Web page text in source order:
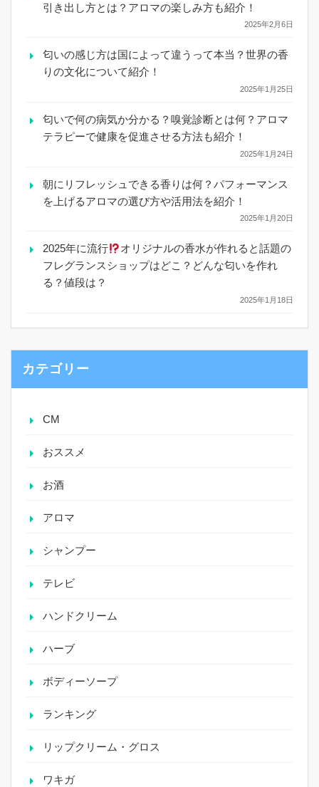
引き出し方とは？アロマの楽しみ方も紹介！
2025年2月6日
匂いの感じ方は国によって違うって本当？世界の香
りの文化について紹介！
2025年1月25日
匂いで何の病気か分かる？嗅覚診断とは何？アロマ
テラピーで健康を促進させる方法も紹介！
2025年1月24日
朝にリフレッシュできる香りは何？パフォーマンス
を上げるアロマの選び方や活用法を紹介！
2025年1月20日
2025年に流行
オリジナルの香水が作れると話題の
フレグランスショップはどこ？どんな匂いを作れ
る？値段は？
2025年1月18日
カテゴリー
CM
おススメ
お酒
アロマ
シャンプー
テレビ
ハンドクリーム
ハーブ
ボディーソープ
ランキング
リップクリーム・グロス
ワキガ